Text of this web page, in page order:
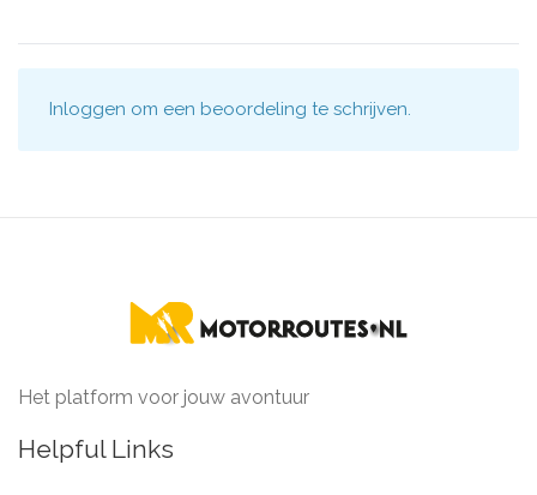
Inloggen om een beoordeling te schrijven.
Het platform voor jouw avontuur
Helpful Links